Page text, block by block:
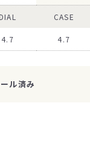
CASE
4.7 4.7
ル済み